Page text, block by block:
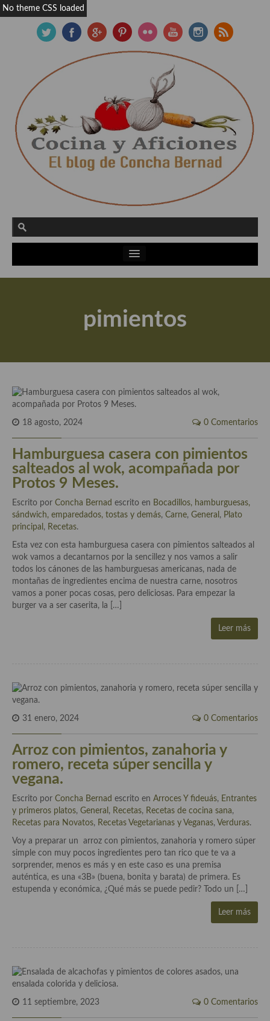
Actualidad y recomendaciones
Apuntes, estudios sobre temas interesantes e importantes
Flores en la cocina recetas
Técnicas de emplatado
El mundo del vino y las bebidas
Tiendas especiales
Especias, hierbas, condimentos, espesantes y aditivos
Historia de la gastronomía, platos celebres, cocineros, críticos,
historias culinarias y otras cosas
Origen y evolución de la comida
Protocolo y buenas maneras.
Las opiniones de la «Cocinera»
Recetas
Acompañamientos
Airfryer recetas
Aderezos, salsas, vinagretas, especias, hierbas aromáticas o
Especias, mezclas de especias
Hierbas aromáticas
Salsas y mojos
Adobos
pimientos
18 agosto, 2024 0 Comentarios
Hamburguesa casera con pimientos
salteados al wok, acompañada por
Protos 9 Meses.
Escrito por Concha Bernad escrito en Bocadillos, hamburguesas,
sándwich, emparedados, tostas y demás, Carne, General , Plato
principal , Recetas.
Esta vez con esta hamburguesa casera con pimientos salteados al
wok vamos a decantarnos por la sencillez y nos vamos a salir
todos los cánones de las hamburguesas americanas, nada de
montañas de ingredientes encima de nuestra carne, nosotros
vamos a poner pocas cosas, pero deliciosas. Para empezar la
burger va a ser caserita, la […]
Leer más
31 enero, 2024 0 Comentarios
Arroz con pimientos, zanahoria y
romero, receta súper sencilla y
vegana.
Escrito por Concha Bernad escrito en Arroces Y fideuás, Entrantes
y primeros platos, General , Recetas, Recetas de cocina sana,
Recetas para Novatos, Recetas Vegetarianas y Veganas, Verduras.
Voy a preparar un arroz con pimientos, zanahoria y romero súper
simple con muy pocos ingredientes pero tan rico que te va a
sorprender, menos es más y en este caso es una premisa
auténtica, es una «3B» (buena, bonita y barata) de primera. Es
estupenda y económica, ¿Qué más se puede pedir? Todo un […]
Leer más
11 septiembre, 2023 0 Comentarios
No theme CSS loaded